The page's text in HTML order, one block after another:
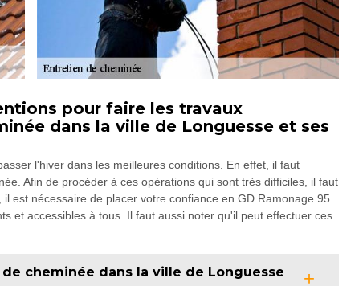
pour faire les travaux
dans la ville de Longuesse et ses
l'hiver dans les meilleures conditions. En effet, il faut
Afin de procéder à ces opérations qui sont très difficiles, il faut
est nécessaire de placer votre confiance en GD Ramonage 95.
et accessibles à tous. Il faut aussi noter qu'il peut effectuer ces
cheminée dans la ville de Longuesse